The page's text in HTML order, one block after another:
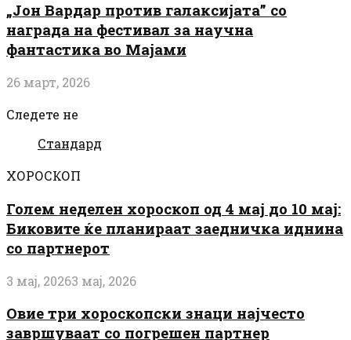
„Јон Вардар против галаксијата” со
награда на фестивал за научна
фантастика во Мајами
26 март, 2026
Следете не
Стандард
ХОРОСКОП
Голем неделен хороскоп од 4 мај до 10 мај:
Биковите ќе планираат заедничка иднина
со партнерот
3 мај, 20263 мај, 2026
Овие три хороскопски знаци најчесто
завршуваат со погрешен партнер